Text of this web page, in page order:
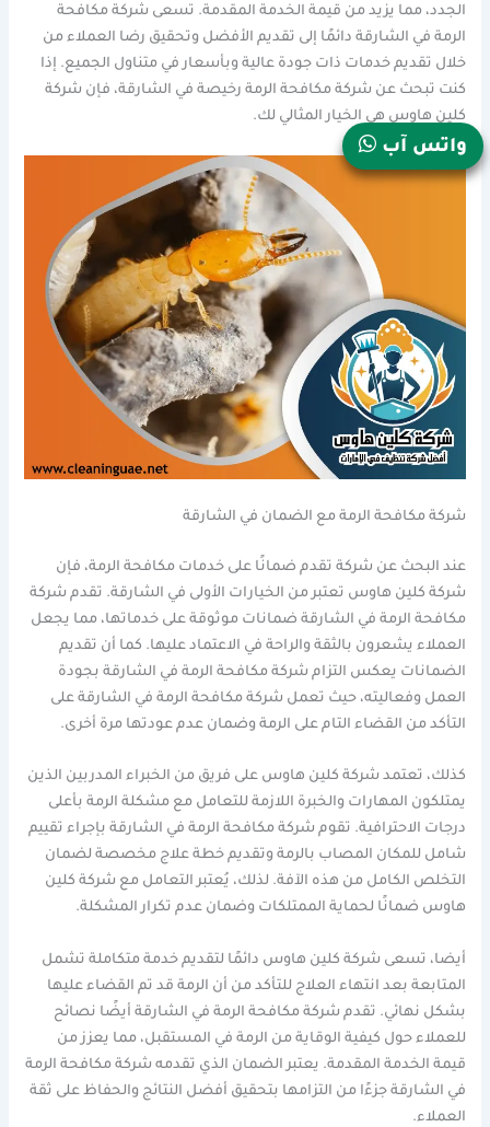
الجدد، مما يزيد من قيمة الخدمة المقدمة. تسعى شركة مكافحة
الرمة في الشارقة دائمًا إلى تقديم الأفضل وتحقيق رضا العملاء من
خلال تقديم خدمات ذات جودة عالية وبأسعار في متناول الجميع. إذا
كنت تبحث عن شركة مكافحة الرمة رخيصة في الشارقة، فإن شركة
كلين هاوس هي الخيار المثالي لك.
شركة مكافحة الرمة مع الضمان في الشارقة
عند البحث عن شركة تقدم ضمانًا على خدمات مكافحة الرمة، فإن
شركة كلين هاوس تعتبر من الخيارات الأولى في الشارقة. تقدم شركة
مكافحة الرمة في الشارقة ضمانات موثوقة على خدماتها، مما يجعل
العملاء يشعرون بالثقة والراحة في الاعتماد عليها. كما أن تقديم
الضمانات يعكس التزام شركة مكافحة الرمة في الشارقة بجودة
العمل وفعاليته، حيث تعمل شركة مكافحة الرمة في الشارقة على
التأكد من القضاء التام على الرمة وضمان عدم عودتها مرة أخرى.
كذلك، تعتمد شركة كلين هاوس على فريق من الخبراء المدربين الذين
يمتلكون المهارات والخبرة اللازمة للتعامل مع مشكلة الرمة بأعلى
درجات الاحترافية. تقوم شركة مكافحة الرمة في الشارقة بإجراء تقييم
شامل للمكان المصاب بالرمة وتقديم خطة علاج مخصصة لضمان
التخلص الكامل من هذه الآفة. لذلك، يُعتبر التعامل مع شركة كلين
هاوس ضمانًا لحماية الممتلكات وضمان عدم تكرار المشكلة.
أيضا، تسعى شركة كلين هاوس دائمًا لتقديم خدمة متكاملة تشمل
المتابعة بعد انتهاء العلاج للتأكد من أن الرمة قد تم القضاء عليها
بشكل نهائي. تقدم شركة مكافحة الرمة في الشارقة أيضًا نصائح
للعملاء حول كيفية الوقاية من الرمة في المستقبل، مما يعزز من
قيمة الخدمة المقدمة. يعتبر الضمان الذي تقدمه شركة مكافحة الرمة
في الشارقة جزءًا من التزامها بتحقيق أفضل النتائج والحفاظ على ثقة
العملاء.
واتس آب